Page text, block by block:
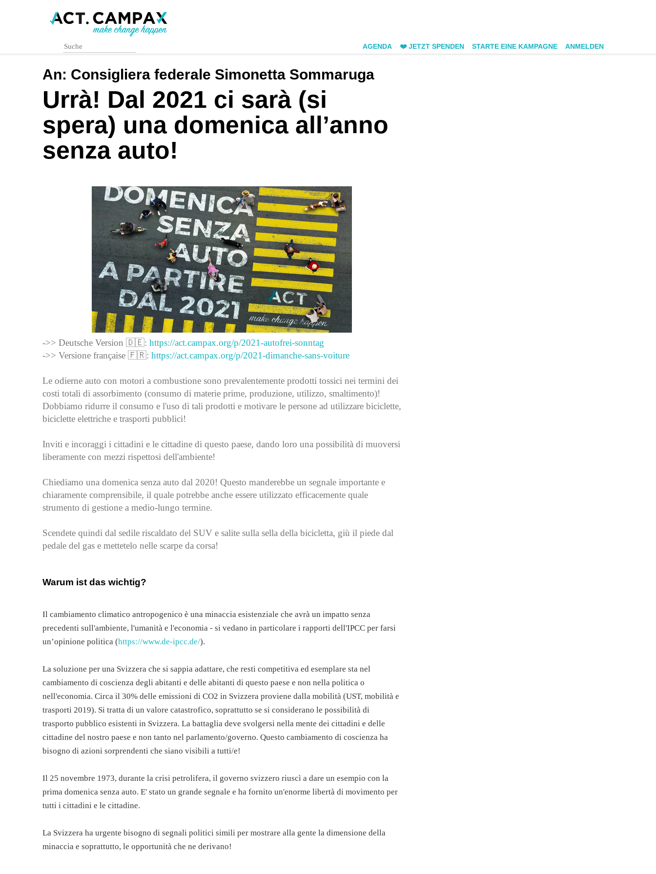
AGENDA ❤️ JETZT SPENDEN STARTE EINE KAMPAGNE ANMELDEN
An: Consigliera federale Simonetta Sommaruga
Urrà! Dal 2021 ci sarà (si
spera) una domenica all’anno
senza auto!
->> Deutsche Version 🇩🇪: https://act.campax.org/p/2021-autofrei-sonntag
->> Versione française 🇫🇷: https://act.campax.org/p/2021-dimanche-sans-voiture
Le odierne auto con motori a combustione sono prevalentemente prodotti tossici nei termini dei
costi totali di assorbimento (consumo di materie prime, produzione, utilizzo, smaltimento)!
Dobbiamo ridurre il consumo e l'uso di tali prodotti e motivare le persone ad utilizzare biciclette,
biciclette elettriche e trasporti pubblici!
Inviti e incoraggi i cittadini e le cittadine di questo paese, dando loro una possibilità di muoversi
liberamente con mezzi rispettosi dell'ambiente!
Chiediamo una domenica senza auto dal 2020! Questo manderebbe un segnale importante e
chiaramente comprensibile, il quale potrebbe anche essere utilizzato efficacemente quale
strumento di gestione a medio-lungo termine.
Scendete quindi dal sedile riscaldato del SUV e salite sulla sella della bicicletta, giù il piede dal
pedale del gas e mettetelo nelle scarpe da corsa!
Warum ist das wichtig?
Il cambiamento climatico antropogenico è una minaccia esistenziale che avrà un impatto senza
precedenti sull'ambiente, l'umanità e l'economia - si vedano in particolare i rapporti dell'IPCC per farsi
un’opinione politica (https://www.de-ipcc.de/).
La soluzione per una Svizzera che si sappia adattare, che resti competitiva ed esemplare sta nel
cambiamento di coscienza degli abitanti e delle abitanti di questo paese e non nella politica o
nell'economia. Circa il 30% delle emissioni di CO2 in Svizzera proviene dalla mobilità (UST, mobilità e
trasporti 2019). Si tratta di un valore catastrofico, soprattutto se si considerano le possibilità di
trasporto pubblico esistenti in Svizzera. La battaglia deve svolgersi nella mente dei cittadini e delle
cittadine del nostro paese e non tanto nel parlamento/governo. Questo cambiamento di coscienza ha
bisogno di azioni sorprendenti che siano visibili a tutti/e!
Il 25 novembre 1973, durante la crisi petrolifera, il governo svizzero riuscì a dare un esempio con la
prima domenica senza auto. E' stato un grande segnale e ha fornito un'enorme libertà di movimento per
tutti i cittadini e le cittadine.
La Svizzera ha urgente bisogno di segnali politici simili per mostrare alla gente la dimensione della
minaccia e soprattutto, le opportunità che ne derivano!